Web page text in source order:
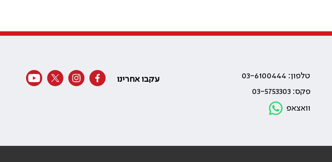
טלפון: 03-6100444
פקס: 03-5753303
וואצאפ
עקבו אחרינו